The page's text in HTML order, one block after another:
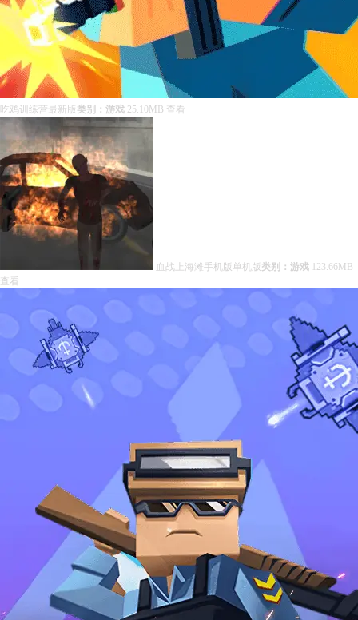
吃鸡训练营最新版 类别：游戏 25.10MB 查看
血战上海滩手机版单机版 类别：游戏
123.66MB
查看